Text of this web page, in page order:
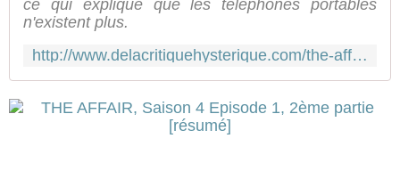
ce qui explique que les téléphones portables
n'existent plus.
http://www.delacritiquehysterique.com/the-affair-saison-4-episode-1-1ere-partie-resume